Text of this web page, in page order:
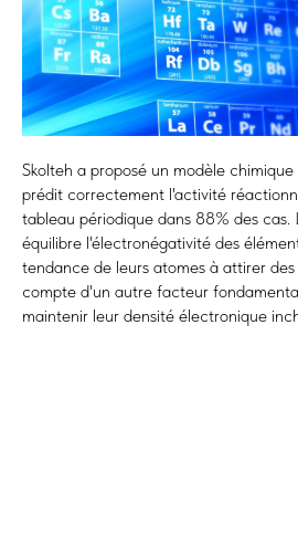
Skolteh a proposé un modèle
prédit correctement l'activité
tableau périodique dans 88% des cas.
équilibre l'électronégativité des
tendance de leurs atomes à attirer
compte d'un autre facteur
maintenir leur densité électronique